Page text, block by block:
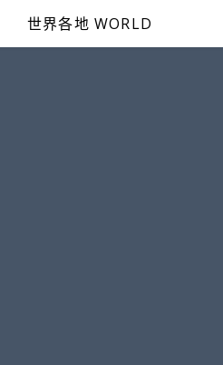
世界各地 WORLD